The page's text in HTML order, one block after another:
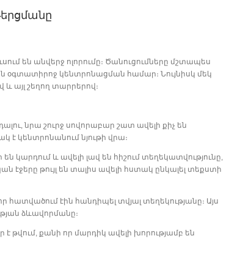
են անվերջ ոլորումը։ Ծանուցումները մշտապես
օգտատիրոջ կենտրոնացման համար։ Նույնիսկ մեկ
այլ շեղող տարրերով։
նրա շուրջ սովորաբար շատ ավելի քիչ են
է կենտրոնանում նյութի վրա։
կարդում և ավելի լավ են հիշում տեղեկատվությունը,
էջերը թույլ են տալիս ավելի հստակ ընկալել տեքստի
հատվածում էին հանդիպել տվյալ տեղեկությանը։ Այս
ձևավորմանը։
թվում, քանի որ մարդիկ ավելի խորությամբ են